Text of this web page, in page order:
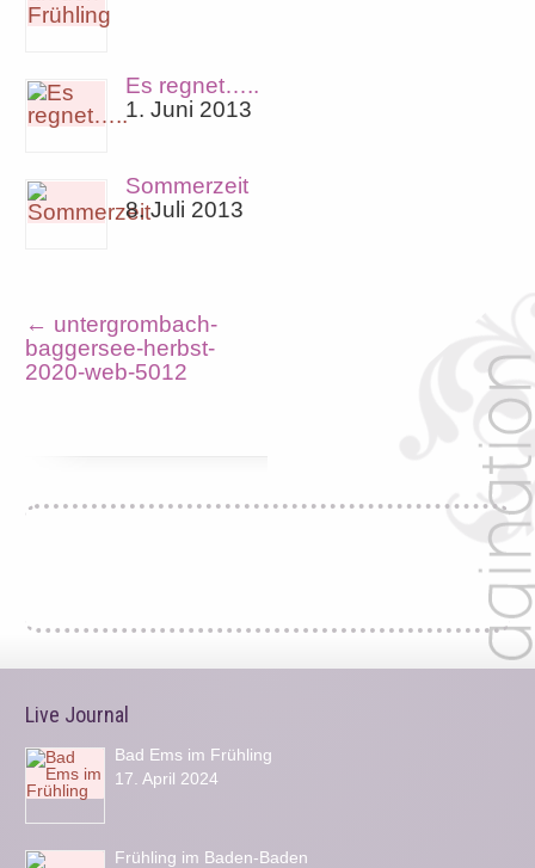
Es regnet…..
1. Juni 2013
Sommerzeit
8. Juli 2013
← untergrombach-
baggersee-herbst-
2020-web-5012
Live Journal
Bad Ems im Frühling
17. April 2024
Frühling im Baden-Baden